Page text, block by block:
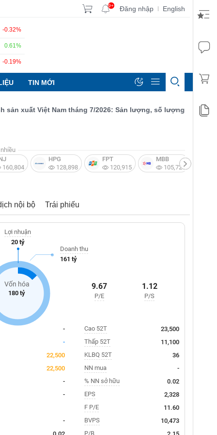
9+ Đăng nhập | English
-0.32%
0.61%
-0.19%
TIN MỚI
xuất Việt Nam tháng 7/2026: Sản lượng, số lượng đơn đặt
160,804
HPG
128,898
FPT
120,915
MBB
105,721
nội bộ Trái phiếu
Vốn hóa
180 tỷ
Lợi nhuận
20 tỷ
Doanh thu
161 tỷ
9.67
P/E
1.12
P/S
-
-
22,500
22,500
-
-
-
0.02
Cao 52T
23,500
Thấp 52T
11,100
KLBQ 52T
36
NN mua
-
% NN sở hữu
0.02
EPS
2,328
F P/E
11.60
BVPS
10,473
P/B
2.15